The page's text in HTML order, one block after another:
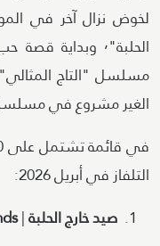
لخوض نزال آخر في
الحلبة"٬
الغير مشروع في
التلفاز في أبريل 2026:
صيد خارج الحلبة|